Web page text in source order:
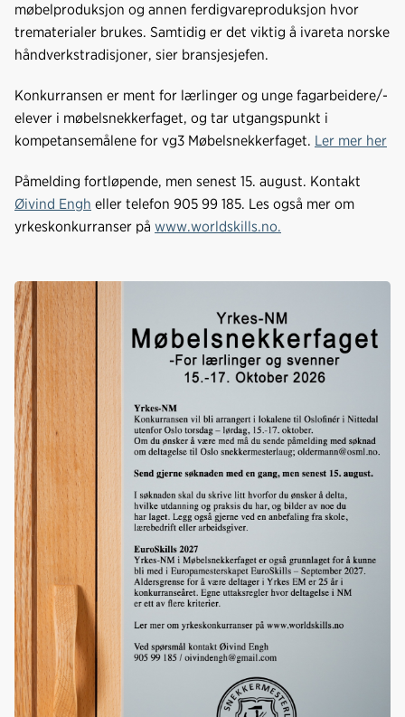
møbelproduksjon og annen ferdigvareproduksjon hvor
trematerialer brukes. Samtidig er det viktig å ivareta norske
håndverkstradisjoner, sier bransjesjefen.
Konkurransen er ment for lærlinger og unge fagarbeidere/-
elever i møbelsnekkerfaget, og tar utgangspunkt i
kompetansemålene for vg3 Møbelsnekkerfaget. Ler mer her
Påmelding fortløpende, men senest 15. august. Kontakt
Øivind Engh eller telefon 905 99 185. Les også mer om
yrkeskonkurranser på www.worldskills.no.